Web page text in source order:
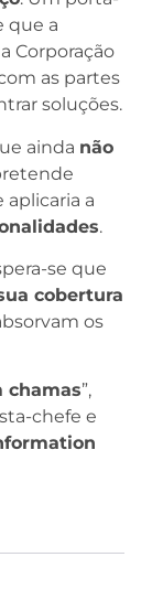
que a
Corporação
as partes
soluções.
ainda não
a
.
se que
cobertura
os
chamas”,
chefe e